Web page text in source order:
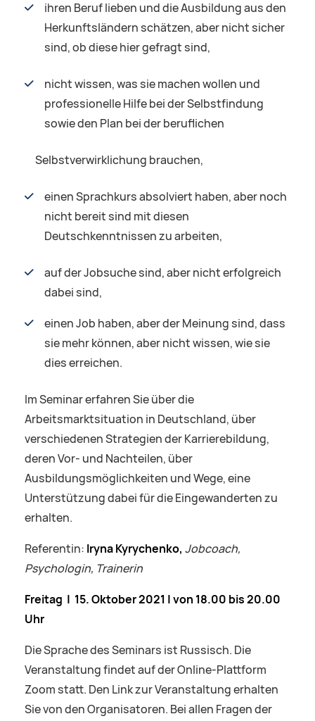
ihren Beruf lieben und die Ausbildung aus den
Herkunftsländern schätzen, aber nicht sicher
sind, ob diese hier gefragt sind,
nicht wissen, was sie machen wollen und
professionelle Hilfe bei der Selbstfindung
sowie den Plan bei der beruflichen
Selbstverwirklichung brauchen,
einen Sprachkurs absolviert haben, aber noch
nicht bereit sind mit diesen
Deutschkenntnissen zu arbeiten,
auf der Jobsuche sind, aber nicht erfolgreich
dabei sind,
einen Job haben, aber der Meinung sind, dass
sie mehr können, aber nicht wissen, wie sie
dies erreichen.
Im Seminar erfahren Sie über die
Arbeitsmarktsituation in Deutschland, über
verschiedenen Strategien der Karrierebildung,
deren Vor- und Nachteilen, über
Ausbildungsmöglichkeiten und Wege, eine
Unterstützung dabei für die Eingewanderten zu
erhalten.
Referentin: Iryna Kyrychenko, Jobcoach,
Psychologin, Trainerin
Freitag | 15. Oktober 2021 | von 18.00 bis 20.00
Uhr
Die Sprache des Seminars ist Russisch. Die
Veranstaltung findet auf der Online-Plattform
Zoom statt. Den Link zur Veranstaltung erhalten
Sie von den Organisatoren. Bei allen Fragen der